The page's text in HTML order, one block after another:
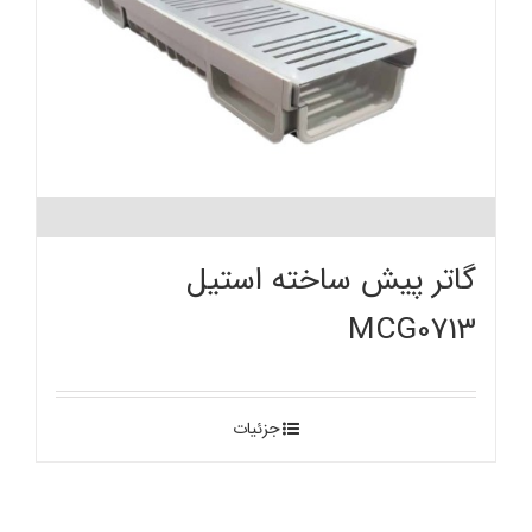
گاتر پیش ساخته استیل
MCG0713
جزئیات